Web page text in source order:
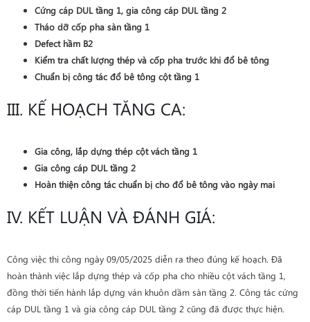
Cứng cáp DUL tầng 1, gia công cáp DUL tầng 2
Tháo dỡ cốp pha sàn tầng 1
Defect hầm B2
Kiểm tra chất lượng thép và cốp pha trước khi đổ bê tông
Chuẩn bị công tác đổ bê tông cột tầng 1
III. KẾ HOẠCH TĂNG CA:
Gia công, lắp dựng thép cột vách tầng 1
Gia công cáp DUL tầng 2
Hoàn thiện công tác chuẩn bị cho đổ bê tông vào ngày mai
IV. KẾT LUẬN VÀ ĐÁNH GIÁ:
Công việc thi công ngày 09/05/2025 diễn ra theo đúng kế hoạch. Đã
hoàn thành việc lắp dựng thép và cốp pha cho nhiều cột vách tầng 1,
đồng thời tiến hành lắp dựng ván khuôn dầm sàn tầng 2. Công tác cứng
cáp DUL tầng 1 và gia công cáp DUL tầng 2 cũng đã được thực hiện.